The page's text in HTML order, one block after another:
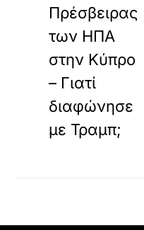
Πρέσβειρας
των ΗΠΑ
στην Κύπρο
– Γιατί
διαφώνησε
με Τραμπ;